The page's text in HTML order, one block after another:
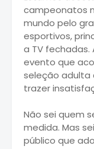
campeonatos
mundo pelo
esportivos,
a TV fechadas.
evento que
seleção adulta
trazer
Não sei quem
medida. Mas
público que